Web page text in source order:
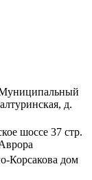
Муниципальный
д.
шоссе 37 стр.
Корсакова дом